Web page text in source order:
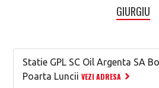
GIURGIU
Statie GPL SC Oil Argenta SA
Poarta Luncii VEZI ADRESA